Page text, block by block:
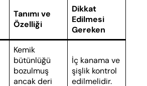
Tanımı ve
Özelliği
Dikkat
Edilmesi
Gereken
Kemik
bütünlüğü
bozulmuş
ancak deri
İç kanama ve
şişlik kontrol
edilmelidir.